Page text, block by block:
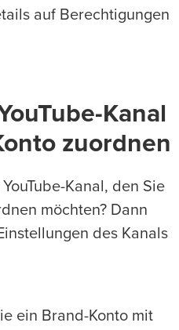
auf Berechtigungen
Kanal
zuordnen
Kanal, den Sie
möchten? Dann
des Kanals
ein Brand-Konto mit